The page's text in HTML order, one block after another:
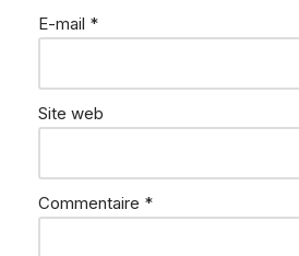
E-mail *
Site web
Commentaire *